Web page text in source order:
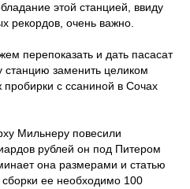
этой станцией, ввиду
рекордов, очень важно.
перепоказать и дать пасасат
станцию заменить целиком
с ссаниной в Сочах
Мильнеру повесили
рублей он под Питером
она размерами и статью
ее необходимо 100